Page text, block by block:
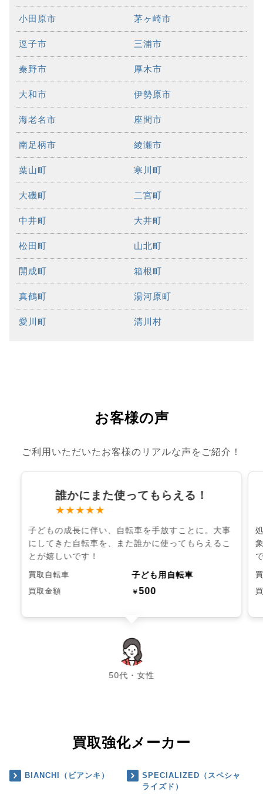
小田原市 茅ヶ崎市
逗子市 三浦市
秦野市 厚木市
大和市 伊勢原市
海老名市 座間市
南足柄市 綾瀬市
葉山町 寒川町
大磯町 二宮町
中井町 大井町
松田町 山北町
開成町 箱根町
真鶴町 湯河原町
愛川町 清川村
お客様の声
ご利用いただいたお客様のリアルな声をご紹介！
誰かにまた使ってもらえる！
★★★★★
子どもの成長に伴い、自転車を手放すことに。大事
にしてきた自転車を、また誰かに使ってもらえるこ
とが嬉しいです！
買取自転車 子ども用自転車
買取金額 ￥500
50代・女性
chevron_left chevron_right
買取強化メーカー
BIANCHI（ビアンキ）
SPECIALIZED（スペシャ
ライズド）